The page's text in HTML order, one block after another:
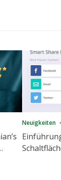
Neuigkeiten